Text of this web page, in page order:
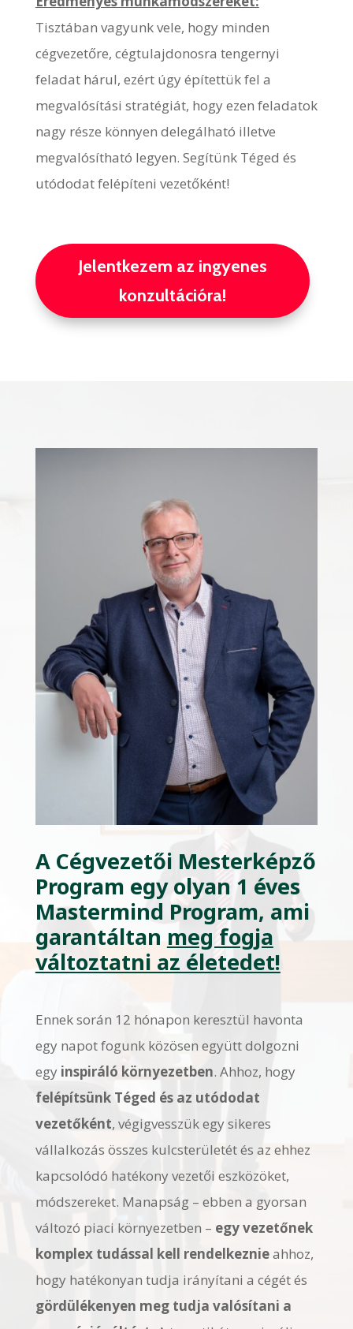
Tisztában vagyunk vele, hogy minden
cégvezetőre, cégtulajdonosra tengernyi
feladat hárul, ezért úgy építettük fel a
megvalósítási stratégiát, hogy ezen feladatok
nagy része könnyen delegálható illetve
megvalósítható legyen. Segítünk Téged és
utódodat felépíteni vezetőként!
Jelentkezem az ingyenes
konzultációra!
A Cégvezetői Mesterképző
Program egy olyan 1 éves
Mastermind Program, ami
garantáltan meg fogja
változtatni az életedet!
Ennek során 12 hónapon keresztül havonta
egy napot fogunk közösen együtt dolgozni
egyinspiráló környezetben. Ahhoz, hogy
felépítsünk Téged és az utódodat
vezetőként, végigvesszük egy sikeres
vállalkozás összes kulcsterületét és az ehhez
kapcsolódó hatékony vezetői eszközöket,
módszereket. Manapság – ebben a gyorsan
változó piaci környezetben – egy vezetőnek
komplex tudással kell rendelkeznieahhoz,
hogy hatékonyan tudja irányítani a cégét és
gördülékenyen meg tudja valósítani a